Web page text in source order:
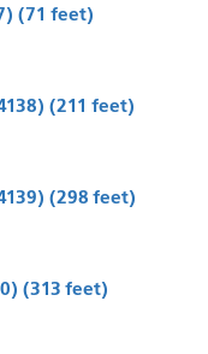
(71 feet)
(211 feet)
(298 feet)
(313 feet)